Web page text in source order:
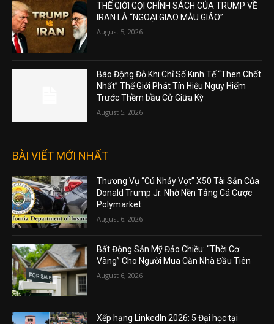
THẾ GIỚI GỌI CHÍNH SÁCH CỦA TRUMP VỀ
IRAN LÀ “NGOẠI GIAO MẪU GIÁO”
August 5, 2026
Báo Động Đỏ Khi Chỉ Số Kinh Tế “Then Chốt
Nhất” Thế Giới Phát Tín Hiệu Nguy Hiểm
Trước Thềm bầu Cử Giữa Kỳ
August 5, 2026
BÀI VIẾT MỚI NHẤT
Thương Vụ “Cú Nhảy Vọt” X50 Tài Sản Của
Donald Trump Jr. Nhờ Nền Tảng Cá Cược
Polymarket
August 6, 2026
Bất Động Sản Mỹ Đảo Chiều: “Thời Cơ
Vàng” Cho Người Mua Căn Nhà Đầu Tiên
August 6, 2026
Xếp hạng LinkedIn 2026: 5 Đại học tại